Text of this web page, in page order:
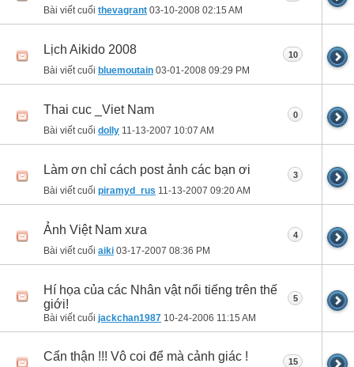
Bài viết cuối thevagrant 03-10-2008 02:15 AM
Lịch Aikido 2008
Bài viết cuối bluemoutain 03-01-2008 09:29 PM
10
Thai cuc _Viet Nam
Bài viết cuối dolly 11-13-2007 10:07 AM
0
Làm ơn chỉ cách post ảnh các bạn ơi
Bài viết cuối piramyd_rus 11-13-2007 09:20 AM
3
Ảnh Việt Nam xưa
Bài viết cuối aiki 03-17-2007 08:36 PM
4
Hí họa của các Nhân vật nổi tiếng trên thế
giới!
Bài viết cuối jackchan1987 10-24-2006 11:15 AM
5
Cẩn thận !!! Vô coi để mà cảnh giác ! 15